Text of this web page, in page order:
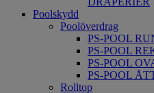
Poolskydd
Poolöverdrag
PS-POOL
PS-POOL
PS-POOL
PS-POOL
Rolltop